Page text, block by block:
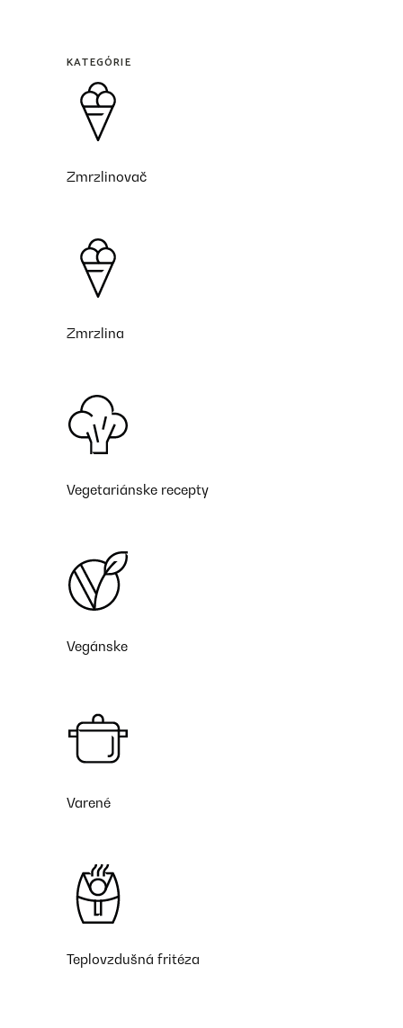
KATEGÓRIE
Zmrzlinovač
Zmrzlina
Vegetariánske recepty
Vegánske
Varené
Teplovzdušná fritéza